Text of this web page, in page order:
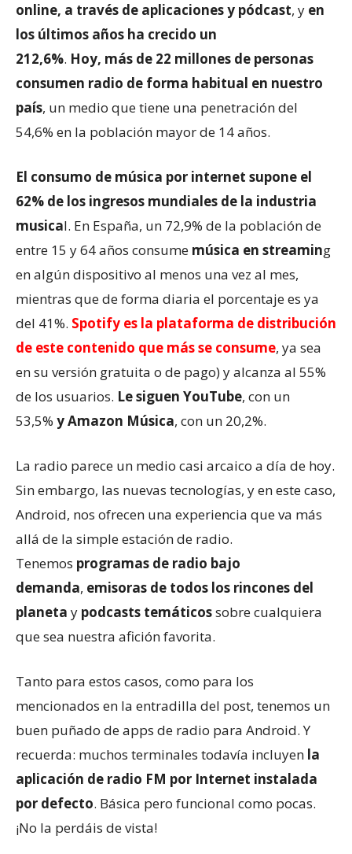
online, a través de aplicaciones y pódcast, y en
los últimos años ha crecido un
212,6%. Hoy, más de 22 millones de personas
consumen radio de forma habitual en nuestro
país, un medio que tiene una penetración del
54,6% en la población mayor de 14 años.
El consumo de música por internet supone el
62% de los ingresos mundiales de la industria
musical. En España, un 72,9% de la población de
entre 15 y 64 años consume música en streaming
en algún dispositivo al menos una vez al mes,
mientras que de forma diaria el porcentaje es ya
del 41%. Spotify es la plataforma de distribución
de este contenido que más se consume, ya sea
en su versión gratuita o de pago) y alcanza al 55%
de los usuarios. Le siguen YouTube, con un
53,5% y Amazon Música, con un 20,2%.
La radio parece un medio casi arcaico a día de hoy.
Sin embargo, las nuevas tecnologías, y en este caso,
Android, nos ofrecen una experiencia que va más
allá de la simple estación de radio.
Tenemos programas de radio bajo
demanda, emisoras de todos los rincones del
planeta y podcasts temáticossobre cualquiera
que sea nuestra afición favorita.
Tanto para estos casos, como para los
mencionados en la entradilla del post, tenemos un
buen puñado de apps de radio para Android. Y
recuerda: muchos terminales todavía incluyen la
aplicación de radio FM por Internet instalada
por defecto. Básica pero funcional como pocas.
¡No la perdáis de vista!